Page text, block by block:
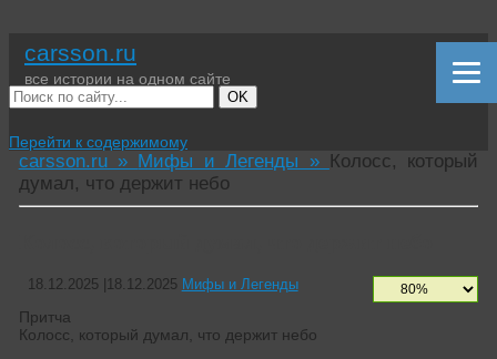
carsson.ru
все истории на одном сайте
OK
Перейти к содержимому
carsson.ru » Мифы и Легенды » Колосс, который
думал, что держит небо
18.12.2025 | 18.12.2025 Мифы и Легенды
Притча
Колосс, который думал, что держит небо